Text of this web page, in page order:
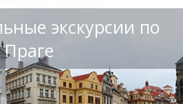
экскурсии по
Праге